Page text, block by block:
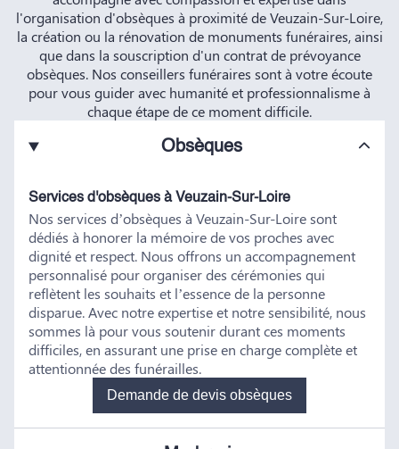
l'organisation d'obsèques à proximité de Veuzain-Sur-Loire,
la création ou la rénovation de monuments funéraires, ainsi
que dans la souscription d'un contrat de prévoyance
obsèques. Nos conseillers funéraires sont à votre écoute
pour vous guider avec humanité et professionnalisme à
chaque étape de ce moment difficile.
Obsèques
Services d'obsèques à Veuzain-Sur-Loire
Nos services d’obsèques à Veuzain-Sur-Loire sont
dédiés à honorer la mémoire de vos proches avec
dignité et respect. Nous offrons un accompagnement
personnalisé pour organiser des cérémonies qui
reflètent les souhaits et l’essence de la personne
disparue. Avec notre expertise et notre sensibilité, nous
sommes là pour vous soutenir durant ces moments
difficiles, en assurant une prise en charge complète et
attentionnée des funérailles.
Demande de devis obsèques